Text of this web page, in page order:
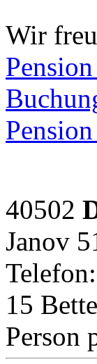
Wir
40502
Janov
15
Person